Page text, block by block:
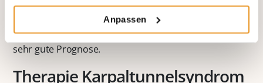
Anpassen
Durch eine rechtzeitige konservative und
Behandlung des
Karpaltunnelsyndromsbesteht in der Regel eine
sehr gute Prognose.
Therapie Karpaltunnelsyndrom